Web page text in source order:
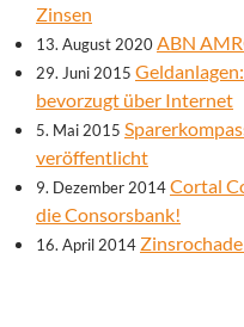
Zinsen
13. August 2020ABN
29. Juni 2015
bevorzugt über Internet
5. Mai 2015
veröffentlicht
9. Dezember 2014Cortal
die Consorsbank!
16. April 2014